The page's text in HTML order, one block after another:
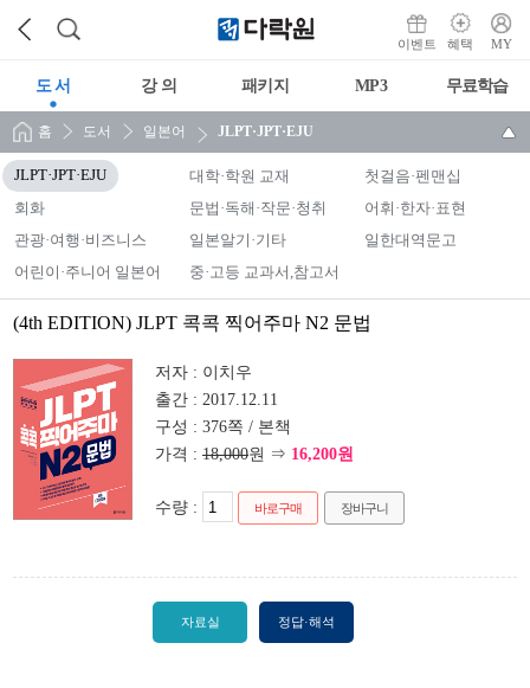
이벤트 혜택 MY
도 서 강 의 패키지 MP3 무료학습
홈 도서 일본어 JLPT·JPT·EJU
JLPT·JPT·EJU 대학·학원 교재
첫걸음·펜맨십
회화
문법·독해·작문·청취
어휘·한자·표현
관광·여행·비즈니스
일본알기·기타
일한대역문고
어린이·주니어 일본어
중·고등 교과서,참고서
(4th EDITION) JLPT 콕콕 찍어주마 N2 문법
저자 : 이치우
출간 : 2017.12.11
구성 : 376쪽 / 본책
가격 : 18,000원 ⇒ 16,200원
수량 : 바로구매 장바구니
자료실 정답·해석